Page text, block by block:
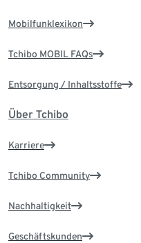
Mobilfunklexikon
Tchibo MOBIL FAQs
Entsorgung / Inhaltsstoffe
Über Tchibo
Karriere
Tchibo Community
Nachhaltigkeit
Geschäftskunden